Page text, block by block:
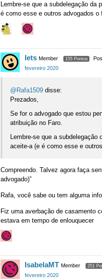
Lembre-se que a subdelegação da
é como esse e outros advogados o
lets Member 155 Pontos
fevereiro 2020
@Rafa1509 disse:
Prezados,
Se for o advogado que estou
atribuição no Faro.
Lembre-se que a subdelegação
aceite-a (e é como esse e
Compreendo. Talvez agora faça
advogado)”
Rafa, você sabe ou tem alguma
Fiz uma averbação de casamento
estava em tempo de enlouquecer
IsabelaMT Member 251
fevereiro 2020